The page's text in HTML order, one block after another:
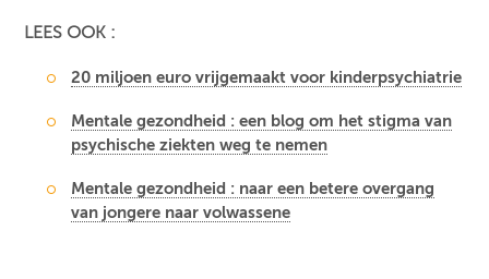
LEES OOK :
20 miljoen euro vrijgemaakt voor kinderpsychiatrie
Mentale gezondheid : een blog om het stigma van
psychische ziekten weg te nemen
Mentale gezondheid : naar een betere overgang
van jongere naar volwassene